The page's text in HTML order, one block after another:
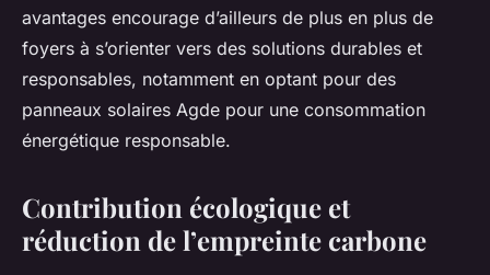
avantages encourage d’ailleurs de plus en plus de
foyers à s’orienter vers des solutions durables et
responsables, notamment en optant pour des
panneaux solaires Agde pour une consommation
énergétique responsable.
Contribution écologique et
réduction de l’empreinte carbone